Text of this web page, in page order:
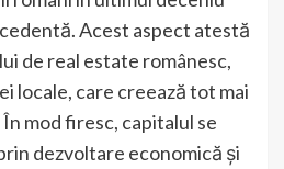
Acest aspect atestă
de real estate românesc,
locale, care creează tot mai
mod firesc, capitalul se
dezvoltare economică și